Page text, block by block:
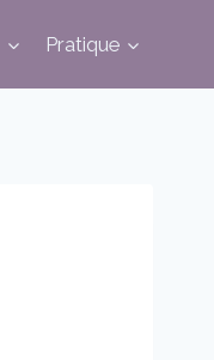
Pratique